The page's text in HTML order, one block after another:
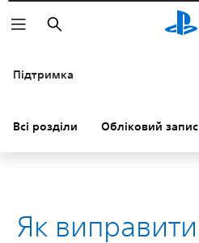
Пошук
Підтримка
Всі розділи Обліковий запис
Як виправити